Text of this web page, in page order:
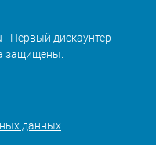
Первый дискаунтер
защищены.
данных